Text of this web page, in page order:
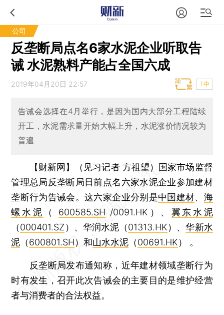
公司
反垄断局点名6家水泥企业听取告
诫 水泥熟料产能占全国六成
2019年04月20日 22:57 T中
告诫会选择在4月举行，是因为国内大部分工程陆续
开工，水泥需求量开始大幅上升，水泥涨价情况较为
普遍
【财新网】（见习记者 方祖望） 国家市场监督
管理总局反垄断局日前点名六家水泥企业参加建材
垄断行为告诫会。这六家企业分别是中国建材、 海
螺水泥
（ 600585.SH /0091.HK）、 冀东水泥
（000401.SZ ）、华润水泥（01313.HK）、华新水
泥 （600801.SH）和山水水泥 （00691.HK） 。
反垄断局发布通知称，近年建材领域垄断行为
时有发生，召开此次告诫会的主要目的是维护经营
者与消费者的合法权益。